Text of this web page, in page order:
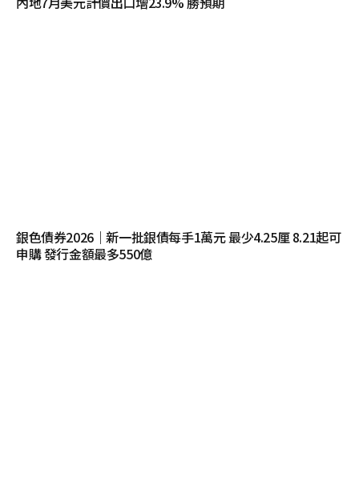
銀色債券2026｜新一批銀債每手1萬元 最少4.25厘 8.21起可
申購 發行金額最多550億